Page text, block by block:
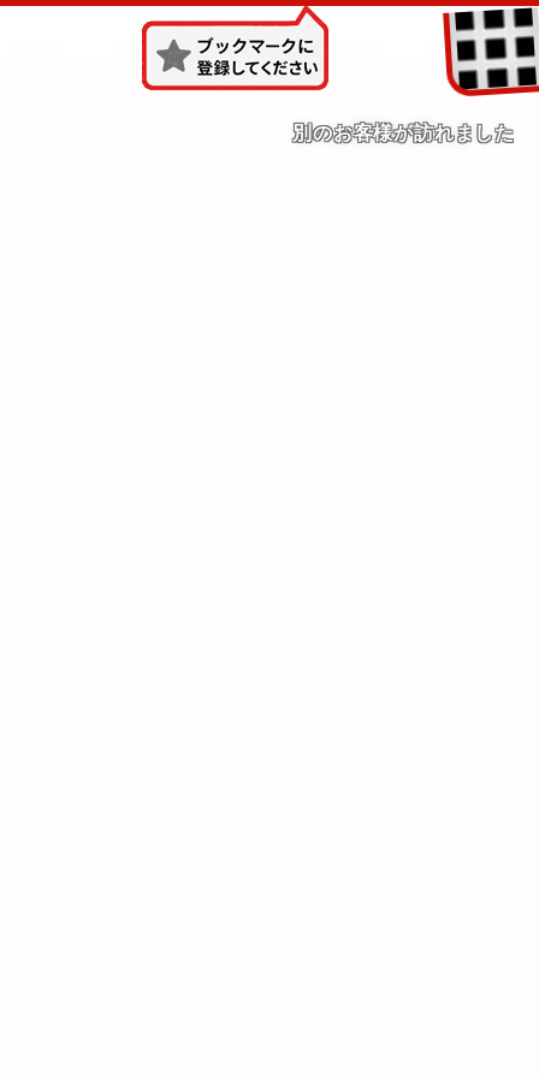
別のお客様が訪れました